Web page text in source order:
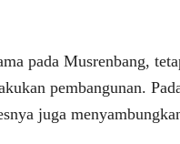
pada Musrenbang,
pembangunan.
juga